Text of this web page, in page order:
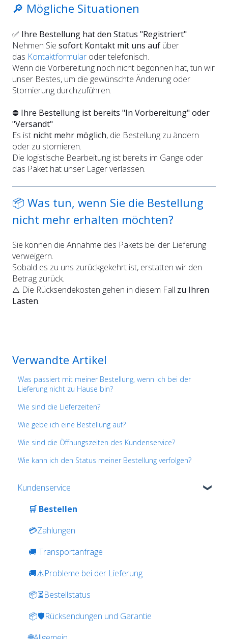
🔎 Mögliche Situationen
✅ Ihre Bestellung hat den Status "Registriert"
Nehmen Sie sofort Kontakt mit uns auf über
das Kontaktformular oder telefonisch.
Wenn die Vorbereitung noch nicht begonnen hat, tun wir
unser Bestes, um die gewünschte Änderung oder
Stornierung durchzuführen.
⛔ Ihre Bestellung ist bereits "In Vorbereitung" oder
"Versandt"
Es ist nicht mehr möglich, die Bestellung zu ändern
oder zu stornieren.
Die logistische Bearbeitung ist bereits im Gange oder
das Paket hat unser Lager verlassen.
📦 Was tun, wenn Sie die Bestellung
nicht mehr erhalten möchten?
Sie können die Annahme des Pakets bei der Lieferung
verweigern.
Sobald es zu uns zurückgekehrt ist, erstatten wir den
Betrag zurück.
⚠️ Die Rücksendekosten gehen in diesem Fall zu Ihren
Lasten.
Verwandte Artikel
Was passiert mit meiner Bestellung, wenn ich bei der
Lieferung nicht zu Hause bin?
Wie sind die Lieferzeiten?
Wie gebe ich eine Bestellung auf?
Wie sind die Öffnungszeiten des Kundenservice?
Wie kann ich den Status meiner Bestellung verfolgen?
Kundenservice
🛒 Bestellen
💳Zahlungen
🚚 Transportanfrage
🚚⚠️Probleme bei der Lieferung
📦⏳Bestellstatus
📦🛡️Rücksendungen und Garantie